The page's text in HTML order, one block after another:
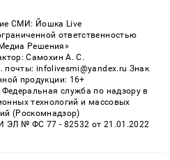
СМИ: Йошка Live
ответственностью
Решения»
Самохин А. С.
почты: infolivesmi@yandex.ru Знак
продукции: 16+
служба по надзору в
технологий и массовых
(Роскомнадзор)
ЭЛ № ФС 77 - 82532 от 21.01.2022